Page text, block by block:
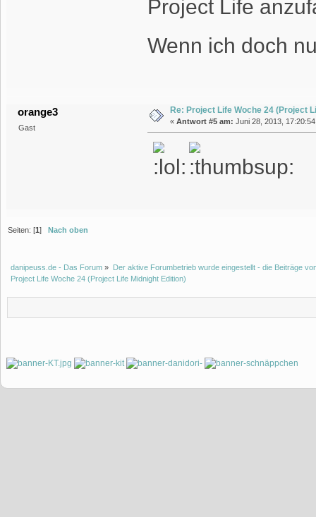
Project Life
Wenn ich doch
orange3
Gast
Re: Project Life Woche 24 (Project
« Antwort #5 am: Juni 28, 2013,
Seiten: [1]Nach oben
danipeuss.de - Das Forum »
Der aktive Forumbetrieb wurde eingestellt - die Beiträge
Project Life Woche 24 (Project Life Midnight Edition)